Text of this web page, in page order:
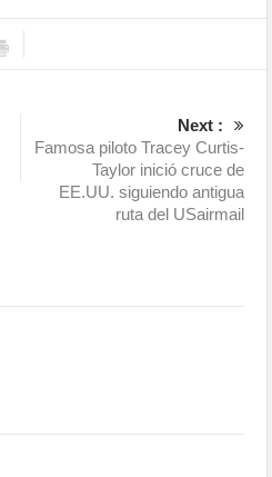
Next :
Famosa piloto Tracey Curtis-
Taylor inició cruce de
EE.UU. siguiendo antigua
ruta del USairmail